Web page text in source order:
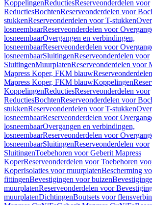
KoppelingenReductiesReserveonderdelen voor
ReductiesBochtenReserveonderdelen voor
stukkenReserveonderdelen voor T-stukken
losneembaarReserveonderdelen voor
losneembaarOvergangen en verbindingen,
losneembaarReserveonderdelen voor
losneembaarSluitingenReserveonderdelen voor
SluitingenMuurplatenReserveonderdelen voor
Mapress Koper, FKM blauw
Mapress Koper, FKM blauwKoppelingen
KoppelingenReductiesReserveonderdelen voor
ReductiesBochtenReserveonderdelen voor
stukkenReserveonderdelen voor T-stukken
losneembaarReserveonderdelen voor
losneembaarOvergangen en verbindingen,
losneembaarReserveonderdelen voor
losneembaarSluitingenReserveonderdelen voor
SluitingenToebehoren voor Geberit Mapress
KoperReserveonderdelen voor Toebehoren
KoperIsolaties voor muurplatenBescherming
fittingenBevestigingen voor buizen
muurplatenReserveonderdelen voor
muurplatenDichtingenBoutsets voor